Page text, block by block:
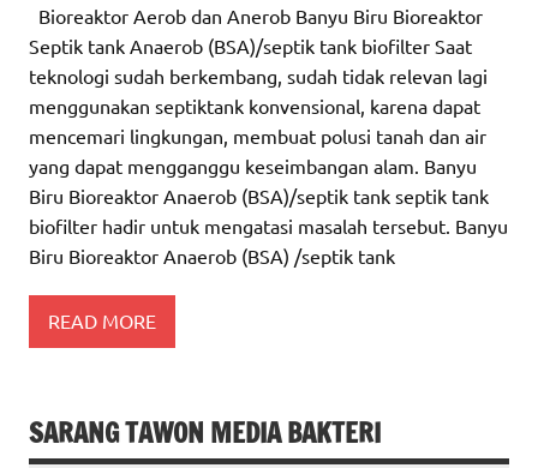
Bioreaktor Aerob dan Anerob Banyu Biru Bioreaktor
Septik tank Anaerob (BSA)/septik tank biofilter Saat
teknologi sudah berkembang, sudah tidak relevan lagi
menggunakan septiktank konvensional, karena dapat
mencemari lingkungan, membuat polusi tanah dan air
yang dapat mengganggu keseimbangan alam. Banyu
Biru Bioreaktor Anaerob (BSA)/septik tank septik tank
biofilter hadir untuk mengatasi masalah tersebut. Banyu
Biru Bioreaktor Anaerob (BSA) /septik tank
READ MORE
SARANG TAWON MEDIA BAKTERI